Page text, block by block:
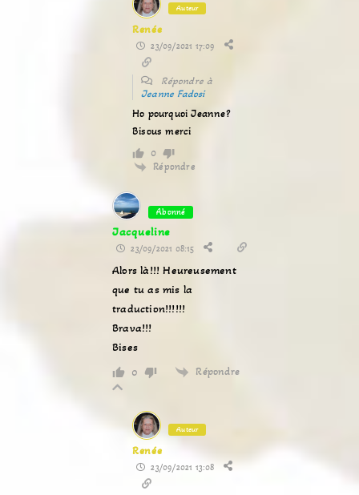
Auteur
Renée
23/09/2021 17:09
Répondre à
Jeanne Fadosi
Ho pourquoi Jeanne?
Bisous merci
0
Répondre
Abonné
Jacqueline
23/09/2021 08:15
Alors là!!! Heureusement
que tu as mis la
traduction!!!!!!
Brava!!!
Bises
0 Répondre
Auteur
Renée
23/09/2021 13:08